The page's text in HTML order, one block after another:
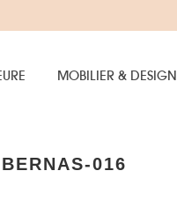
MOBILIER & DESIGN
016